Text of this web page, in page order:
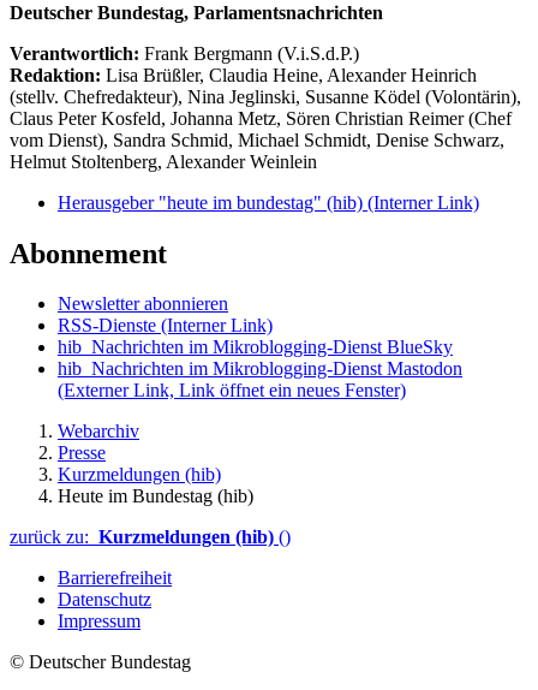
Deutscher Bundestag, Parlamentsnachrichten
Verantwortlich: Frank Bergmann (V.i.S.d.P.)
Redaktion: Lisa Brüßler, Claudia Heine, Alexander Heinrich
(stellv. Chefredakteur), Nina Jeglinski, Susanne Ködel (Volontärin),
Claus Peter Kosfeld, Johanna Metz, Sören Christian Reimer (Chef
vom Dienst), Sandra Schmid, Michael Schmidt, Denise Schwarz,
Helmut Stoltenberg, Alexander Weinlein
Herausgeber "heute im bundestag" (hib) (Interner Link)
Abonnement
Newsletter abonnieren
RSS-Dienste (Interner Link)
hib_Nachrichten im Mikroblogging-Dienst BlueSky
hib_Nachrichten im Mikroblogging-Dienst Mastodon
(Externer Link, Link öffnet ein neues Fenster)
Webarchiv
Presse
Kurzmeldungen (hib)
Heute im Bundestag (hib)
zurück zu: Kurzmeldungen (hib) ()
Barrierefreiheit
Datenschutz
Impressum
© Deutscher Bundestag